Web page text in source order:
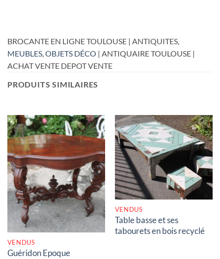
BROCANTE EN LIGNE TOULOUSE | ANTIQUITES,
MEUBLES OBJETS DÉCO | ANTIQUAIRE TOULOUSE |
ACHAT VENTE DEPOT VENTE
PRODUITS SIMILAIRES
RUPTURE DE STOCK
VENDUS
Guéridon Epoque
RUPTURE DE STOCK
VENDUS
Table basse et ses
tabourets en bois recyclé